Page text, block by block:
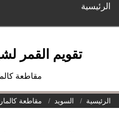
القمر لشهر يوليو 2024
مقاطعة كالمار, السويد
السويد مقاطعة كالمار يوليو